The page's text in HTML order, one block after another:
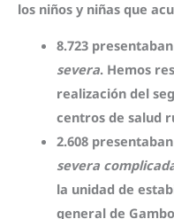
los niños y niñas que
8.723presentaban
severa. Hemos
realización del
centros de salud
2.608presentaban
severa
la unidad de
general de